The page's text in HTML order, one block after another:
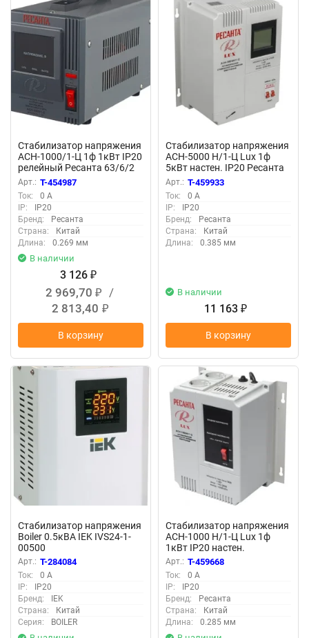
Стабилизатор напряжения
АСН-1000/1-Ц 1ф 1кВт IP20
релейный Ресанта 63/6/2
Арт.: T-454987
Ток:
0 А
IP:
IP20
Бренд:
Ресанта
Страна:
Китай
Длина:
0.269 мм
В наличии
3 126 ₽
2 969,70 ₽
/
2 813,40 ₽
В корзину
Стабилизатор напряжения
АСН-5000 Н/1-Ц Lux 1ф
5кВт настен. IP20 Ресанта
63/6/16
Арт.: T-459933
Ток:
0 А
IP:
IP20
Бренд:
Ресанта
Страна:
Китай
Длина:
0.385 мм
В наличии
11 163 ₽
В корзину
Стабилизатор напряжения
Boiler 0.5кВА IEK IVS24-1-
00500
Арт.: T-284084
Ток:
0 А
IP:
IP20
Бренд:
IEK
Страна:
Китай
Серия:
BOILER
Стабилизатор напряжения
АСН-1000 Н/1-Ц Lux 1ф
1кВт IP20 настен.
релейный с двумя
розетками Ресанта
63/6/14
Арт.: T-459668
Ток:
0 А
IP:
IP20
Бренд:
Ресанта
Страна:
Китай
Длина:
0.285 мм